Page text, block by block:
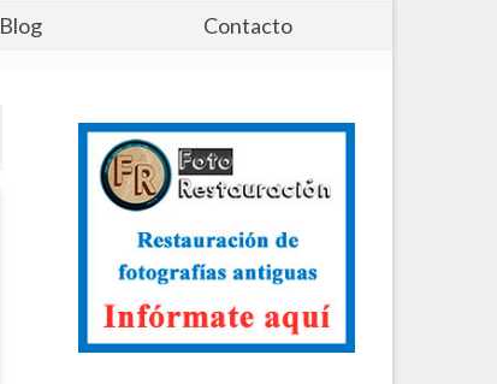
Blog Contacto